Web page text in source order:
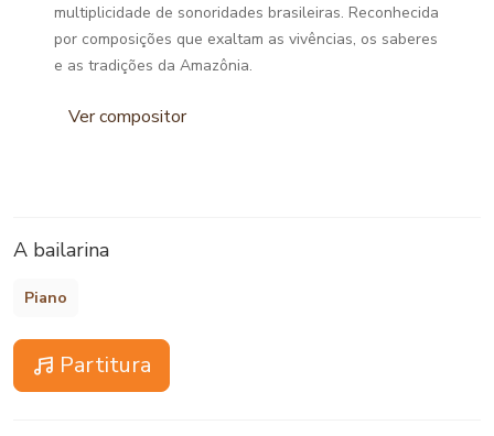
multiplicidade de sonoridades brasileiras. Reconhecida
por composições que exaltam as vivências, os saberes
e as tradições da Amazônia.
Ver compositor
A bailarina
Piano
Partitura